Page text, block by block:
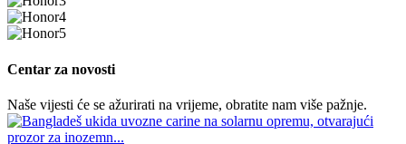
Centar za novosti
Naše vijesti će se ažurirati na vrijeme, obratite nam više pažnje.